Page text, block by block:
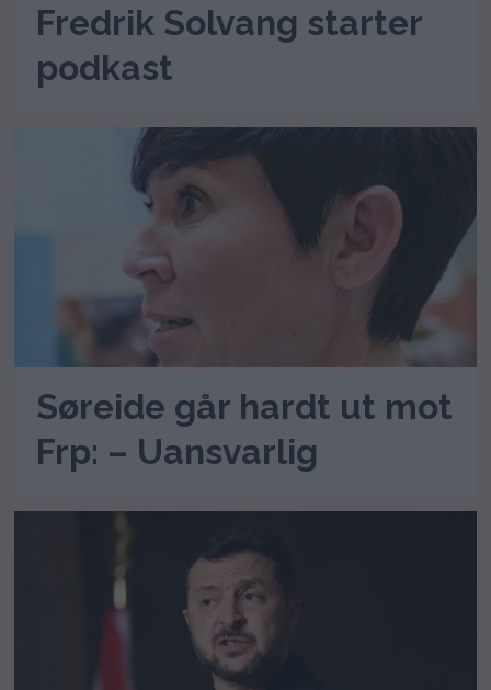
Fredrik Solvang starter
podkast
Søreide går hardt ut mot
Frp: – Uansvarlig